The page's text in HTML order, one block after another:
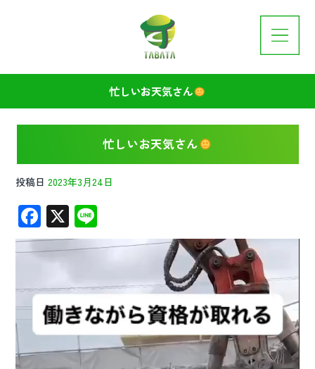
忙しいお天気さん
忙しいお天気さん
投稿日 2023年3月24日
F
ac
e
b
o
o
k
X
n
動
レ
ー